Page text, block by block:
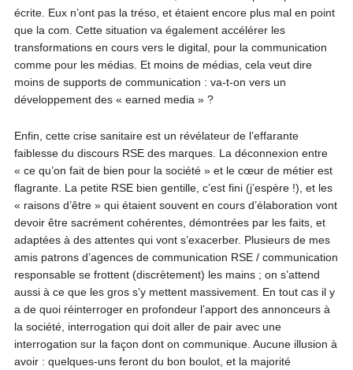
écrite. Eux n’ont pas la tréso, et étaient encore plus mal en point
que la com. Cette situation va également accélérer les
transformations en cours vers le digital, pour la communication
comme pour les médias. Et moins de médias, cela veut dire
moins de supports de communication : va-t-on vers un
développement des « earned media » ?
Enfin, cette crise sanitaire est un révélateur de l’effarante
faiblesse du discours RSE des marques. La déconnexion entre
« ce qu’on fait de bien pour la société » et le cœur de métier est
flagrante. La petite RSE bien gentille, c’est fini (j’espère !), et les
« raisons d’être » qui étaient souvent en cours d’élaboration vont
devoir être sacrément cohérentes, démontrées par les faits, et
adaptées à des attentes qui vont s’exacerber. Plusieurs de mes
amis patrons d’agences de communication RSE / communication
responsable se frottent (discrètement) les mains ; on s’attend
aussi à ce que les gros s’y mettent massivement. En tout cas il y
a de quoi réinterroger en profondeur l’apport des annonceurs à
la société, interrogation qui doit aller de pair avec une
interrogation sur la façon dont on communique. Aucune illusion à
avoir : quelques-uns feront du bon boulot, et la majorité